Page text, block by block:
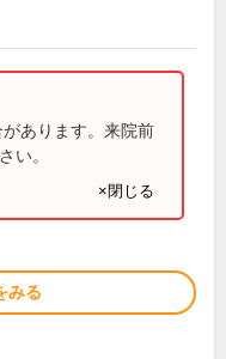
あります。来院前
い。
×閉じる
みる